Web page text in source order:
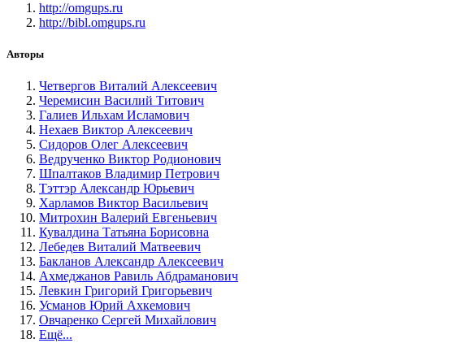
http://omgups.ru
http://bibl.omgups.ru
Авторы
Четвергов Виталий Алексеевич
Черемисин Василий Титович
Галиев Ильхам Исламович
Нехаев Виктор Алексеевич
Сидоров Олег Алексеевич
Ведрученко Виктор Родионович
Шпалтаков Владимир Петрович
Тэттэр Александр Юрьевич
Харламов Виктор Васильевич
Митрохин Валерий Евгеньевич
Кувалдина Татьяна Борисовна
Лебедев Виталий Матвеевич
Бакланов Александр Алексеевич
Ахмеджанов Равиль Абдраманович
Левкин Григорий Григорьевич
Усманов Юрий Ахкемович
Овчаренко Сергей Михайлович
Ещё...